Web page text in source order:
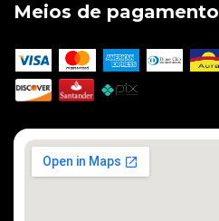
Meios de pagamento